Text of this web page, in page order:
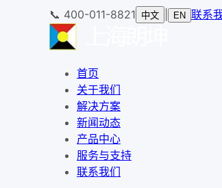
📞 400-011-8821 中文 EN 联系
首页
关于我们
解决方案
新闻动态
产品中心
服务与支持
联系我们